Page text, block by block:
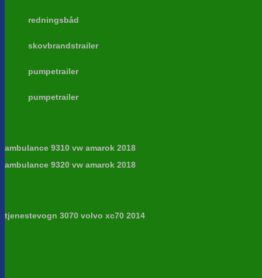
redningsbåd
skovbrandstrailer
pumpetrailer
pumpetrailer
ambulance 9310 vw amarok 2018
ambulance 9320 vw amarok 2018
tjenestevogn 3070 volvo xc70 2014